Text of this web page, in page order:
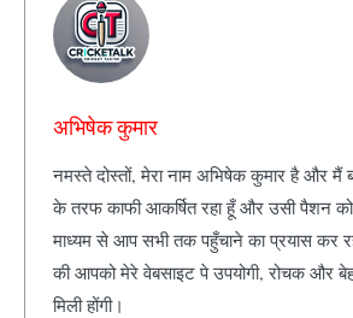
अभिषेक कुमार
नमस्ते दोस्तों, मेरा नाम अभिषेक कुमार है और
के तरफ काफी आकर्षित रहा हूँ और उसी पैशन
माध्यम से आप सभी तक पहुँचाने का प्रयास कर
की आपको मेरे वेबसाइट पे उपयोगी, रोचक और
मिली होंगी।